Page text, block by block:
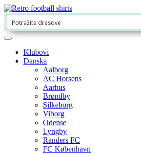
Klubovi
Danska
Aalborg
AC Horsens
Aarhus
Brøndby
Silkeborg
Viborg
Odense
Lyngby
Randers FC
FC København